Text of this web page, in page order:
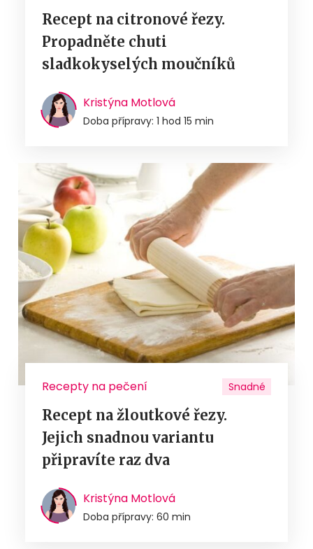
Recept na citronové řezy.
Propadněte chuti
sladkokyselých moučníků
Kristýna Motlová
Doba přípravy: 1 hod 15 min
Recepty na pečení Snadné
Recept na žloutkové řezy.
Jejich snadnou variantu
připravíte raz dva
Kristýna Motlová
Doba přípravy: 60 min